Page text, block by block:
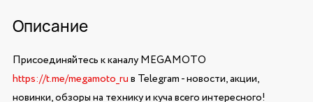
Описание
Присоединяйтесь к каналу MEGAMOTO
https://t.me/megamoto_ruв Telegram - новости, акции,
новинки, обзоры на технику и куча всего интересного!